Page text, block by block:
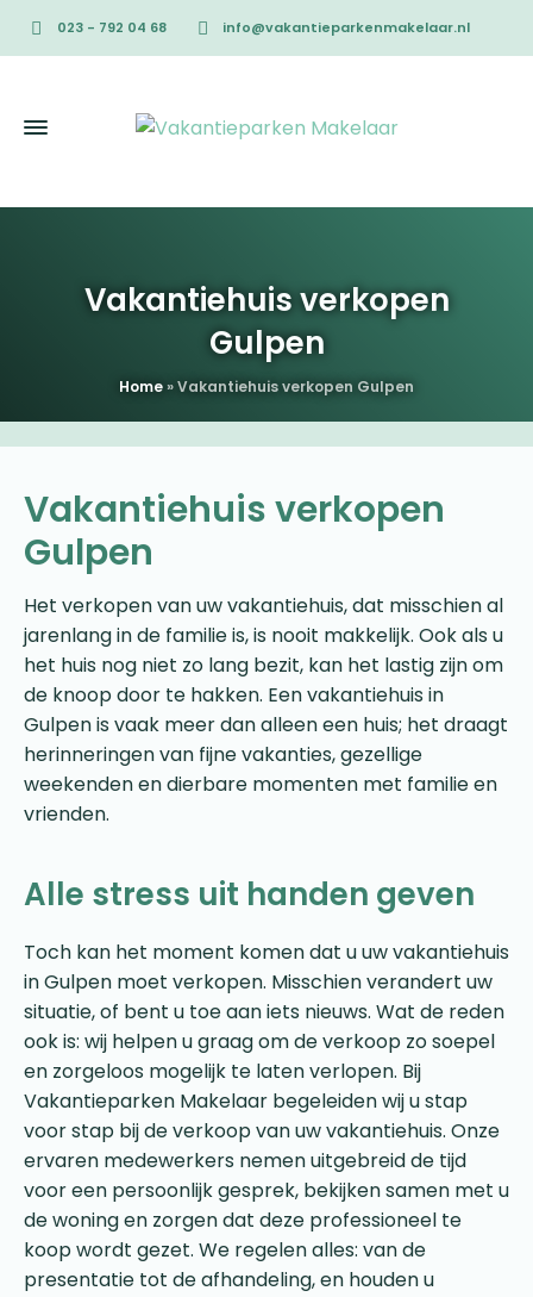
023 - 792 04 68 info@vakantieparkenmakelaar.nl
Vakantiehuis verkopen
Gulpen
Home»Vakantiehuis verkopen Gulpen
Vakantiehuis verkopen
Gulpen
Het verkopen van uw vakantiehuis, dat misschien al
jarenlang in de familie is, is nooit makkelijk. Ook als u
het huis nog niet zo lang bezit, kan het lastig zijn om
de knoop door te hakken. Een vakantiehuis in
Gulpen is vaak meer dan alleen een huis; het draagt
herinneringen van fijne vakanties, gezellige
weekenden en dierbare momenten met familie en
vrienden.
Alle stress uit handen geven
Toch kan het moment komen dat u uw vakantiehuis
in Gulpen moet verkopen. Misschien verandert uw
situatie, of bent u toe aan iets nieuws. Wat de reden
ook is: wij helpen u graag om de verkoop zo soepel
en zorgeloos mogelijk te laten verlopen. Bij
Vakantieparken Makelaar begeleiden wij u stap
voor stap bij de verkoop van uw vakantiehuis. Onze
ervaren medewerkers nemen uitgebreid de tijd
voor een persoonlijk gesprek, bekijken samen met u
de woning en zorgen dat deze professioneel te
koop wordt gezet. We regelen alles: van de
presentatie tot de afhandeling, en houden u